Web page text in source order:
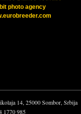
photo agency
14, 25000 Sombor, Srbija
1770 985